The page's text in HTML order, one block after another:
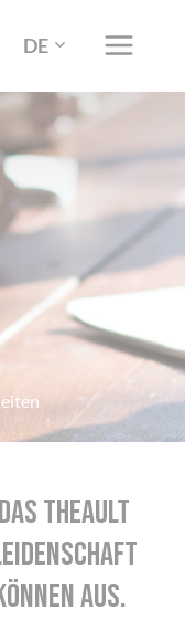
DE
THEAULT
aus.